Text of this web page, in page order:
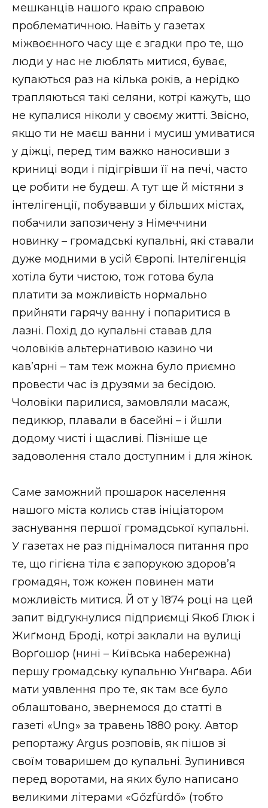
мешканців нашого краю справою
проблематичною. Навіть у газетах
міжвоєнного часу ще є згадки про те, що
люди у нас не люблять митися, буває,
купаються раз на кілька років, а нерідко
трапляються такі селяни, котрі кажуть, що
не купалися ніколи у своєму житті. Звісно,
якщо ти не маєш ванни і мусиш умиватися
у діжці, перед тим важко наносивши з
криниці води і підігрівши її на печі, часто
це робити не будеш. А тут ще й містяни з
інтелігенції, побувавши у більших містах,
побачили запозичену з Німеччини
новинку – громадські купальні, які ставали
дуже модними в усій Європі. Інтелігенція
хотіла бути чистою, тож готова була
платити за можливість нормально
прийняти гарячу ванну і попаритися в
лазні. Похід до купальні ставав для
чоловіків альтернативою казино чи
кав’ярні – там теж можна було приємно
провести час із друзями за бесідою.
Чоловіки парилися, замовляли масаж,
педикюр, плавали в басейні – і йшли
додому чисті і щасливі. Пізніше це
задоволення стало доступним і для жінок.
Саме заможний прошарок населення
нашого міста колись став ініціатором
заснування першої громадської купальні.
У газетах не раз піднімалося питання про
те, що гігієна тіла є запорукою здоров’я
громадян, тож кожен повинен мати
можливість митися. Й от у 1874 році на цей
запит відгукнулися підприємці Якоб Глюк і
Жиґмонд Броді, котрі заклали на вулиці
Ворґошор (нині – Київська набережна)
першу громадську купальню Унґвара. Аби
мати уявлення про те, як там все було
облаштовано, звернемося до статті в
газеті «Ung» за травень 1880 року. Автор
репортажу Argus розповів, як пішов зі
своїм товаришем до купальні. Зупинився
перед воротами, на яких було написано
великими літерами «Gőzfürdő» (тобто